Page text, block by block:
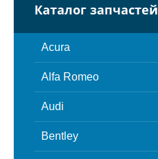
Каталог запчастей
Acura
Alfa Romeo
Audi
Bentley